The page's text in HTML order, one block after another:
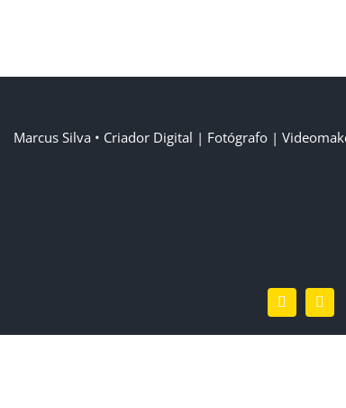
Marcus Silva • Criador Digital | Fotógrafo |